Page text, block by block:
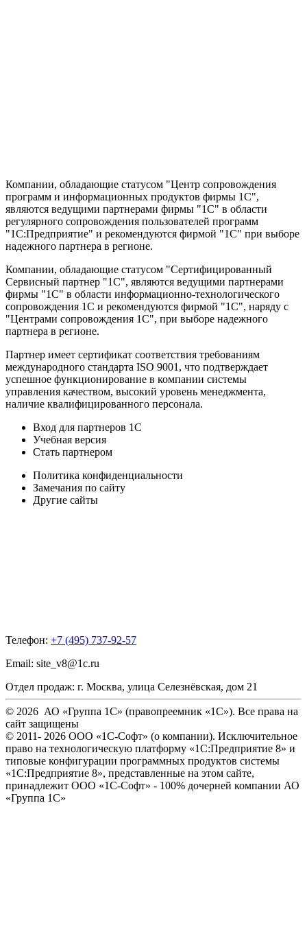
Компании, обладающие статусом "Центр сопровождения
программ и информационных продуктов фирмы 1С",
являются ведущими партнерами фирмы "1С" в области
регулярного сопровождения пользователей программ
"1С:Предприятие" и рекомендуются фирмой "1С" при выборе
надежного партнера в регионе.
Компании, обладающие статусом "Сертифицированный
Сервисный партнер "1С", являются ведущими партнерами
фирмы "1С" в области информационно-технологического
сопровождения 1C и рекомендуются фирмой "1С", наряду с
"Центрами сопровождения 1С", при выборе надежного
партнера в регионе.
Партнер имеет сертификат соответствия требованиям
международного стандарта ISO 9001, что подтверждает
успешное функционирование в компании системы
управления качеством, высокий уровень менеджмента,
наличие квалифицированного персонала.
Вход для партнеров 1С
Учебная версия
Стать партнером
Политика конфиденциальности
Замечания по сайту
Другие сайты
Телефон: +7 (495) 737-92-57
Email: site_v8@1c.ru
Отдел продаж: г. Москва, улица Селезнёвская, дом 21
© 2026 АО «Группа 1С» (правопреемник «1С»). Все права на
сайт защищены
© 2011- 2026 ООО «1С-Софт» (о компании). Исключительное
право на технологическую платформу «1С:Предприятие 8» и
типовые конфигурации программных продуктов системы
«1С:Предприятие 8», представленные на этом сайте,
принадлежит ООО «1С-Софт» - 100% дочерней компании АО
«Группа 1С»